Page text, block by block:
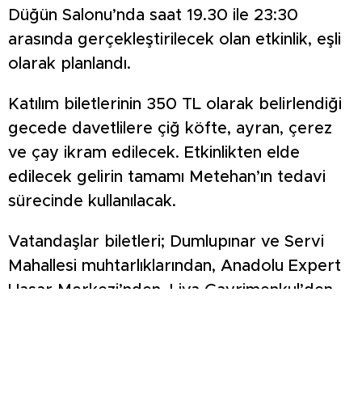
Düğün Salonu’nda saat 19.30 ile 23:30
arasında gerçekleştirilecek olan etkinlik, eşli
olarak planlandı.
Katılım biletlerinin 350 TL olarak belirlendiği
gecede davetlilere çiğ köfte, ayran, çerez
ve çay ikram edilecek. Etkinlikten elde
edilecek gelirin tamamı Metehan’ın tedavi
sürecinde kullanılacak.
Vatandaşlar biletleri; Dumlupınar ve Servi
Mahallesi muhtarlıklarından, Anadolu Expert
Hasar Merkezi’nden, Liva Gayrimenkul’den